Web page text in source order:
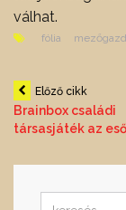
válhat.
fólia
Előző cikk
Brainbox családi
társasjáték az